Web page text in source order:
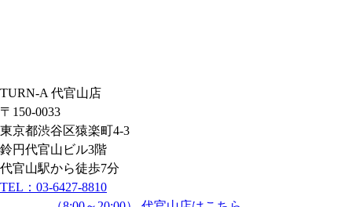
TURN-A 代官山店
〒150-0033
東京都渋谷区猿楽町4-3
鈴円代官山ビル3階
代官山駅から徒歩7分
TEL： 03-6427-8810